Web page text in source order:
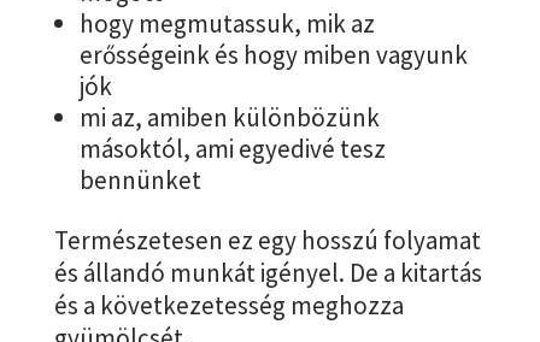
hogy megmutassuk, mik az
erősségeink és hogy miben vagyunk
jók
mi az, amiben különbözünk
másoktól, ami egyedivé tesz
bennünket
Természetesen ez egy hosszú folyamat
és állandó munkát igényel. De a kitartás
és a következetesség meghozza